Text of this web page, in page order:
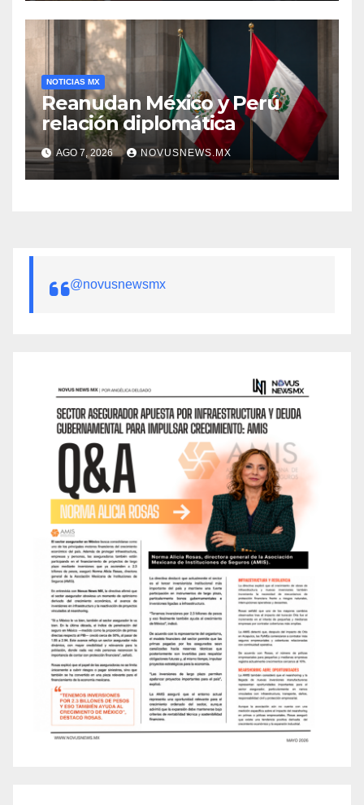
NOTICIAS MX
Reanudan México y Perú
relación diplomática
AGO 7, 2026 NOVUSNEWS.MX
@novusnewsmx